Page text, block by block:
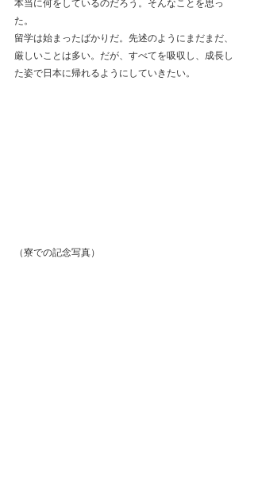
本当に何をしているのだろう。そんなことを思っ
た。
留学は始まったばかりだ。先述のようにまだまだ、
厳しいことは多い。だが、すべてを吸収し、成長し
た姿で日本に帰れるようにしていきたい。
（寮での記念写真）